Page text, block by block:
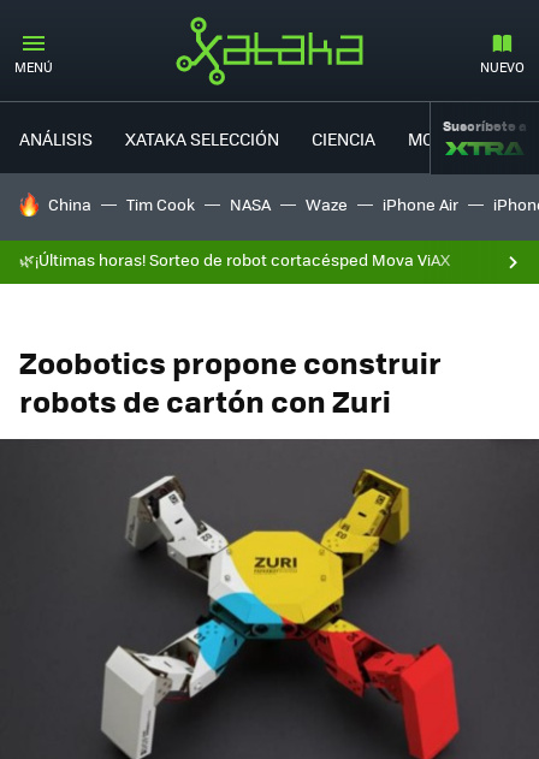
MENÚ NUEVO
ANÁLISIS XATAKA SELECCIÓN CIENCIA MOVILIDAD
Suscríbete a
HOY SE HABLA DE
China Tim Cook NASA Waze iPhone Air
🌿¡Últimas horas! Sorteo de robot cortacésped Mova ViAX
Zoobotics propone construir
robots de cartón con Zuri